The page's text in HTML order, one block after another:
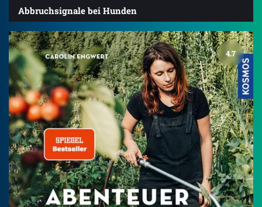
Abbruchsignale bei Hunden
4.7